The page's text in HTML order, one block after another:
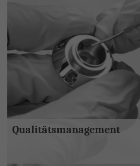
Qualitätsmanagement